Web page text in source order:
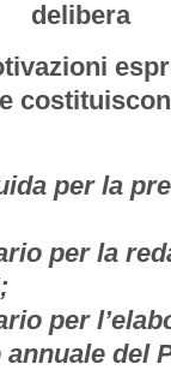
delibera
per la
per la
per
del